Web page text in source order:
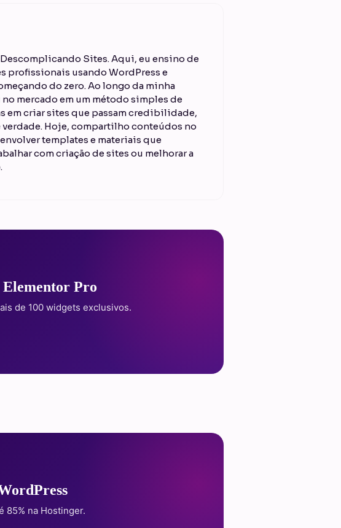
Sites. Aqui, eu ensino de
profissionais usando WordPress e
do zero. Ao longo da minha
mercado em um método simples de
em criar sites que passam credibilidade,
Hoje, compartilho conteúdos no
templates e materiais que
com criação de sites ou melhorar a
Elementor Pro
de 100 widgets exclusivos.
85% na Hostinger.